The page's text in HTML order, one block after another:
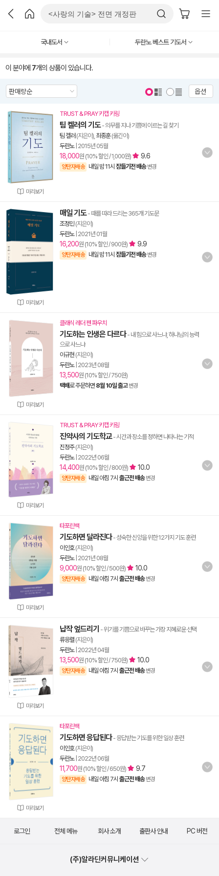
국내도서 두란노 베스트 기도서
이 분야에 7개의 상품이 있습니다.
옵션
미리보기
TRUST & PRAY 키캡 키링
팀 켈러의 기도- 의무를 지나 기쁨에 이르는 길 찾기
팀 켈러 (지은이), 최종훈(옮긴이)
두란노| 2015년 05월
18,000원 (10% 할인 / 1,000원) 9.6
양탄자배송 내일 밤 11시 잠들기전 배송 변경
미리보기
매일 기도- 때를 따라 드리는 365개 기도문
조정민(지은이)
두란노| 2021년 01월
16,200원 (10% 할인 / 900원) 9.9
양탄자배송 내일 밤 11시 잠들기전 배송 변경
미리보기
클래식 레더 펜 파우치
기도하는 인생은 다르다- 내 힘으로 사느냐, 하나님의 능력
으로 사느냐
이규현 (지은이)
두란노| 2023년 08월
13,500원 (10% 할인 / 750원)
택배로 주문하면 8월 10일 출고 변경
미리보기
TRUST & PRAY 키캡 키링
진약사의 기도학교- 시간과 장소를 정하면 나타나는 기적
진정주(지은이)
두란노| 2022년 06월
14,400원 (10% 할인 / 800원) 10.0
양탄자배송 내일 아침 7시 출근전 배송 변경
미리보기
타포린백
기도하면 달라진다- 성숙한 신앙을 위한 12가지 기도 훈련
이인호(지은이)
두란노| 2021년 08월
9,000원 (10% 할인 / 500원) 10.0
양탄자배송 내일 아침 7시 출근전 배송 변경
미리보기
납작 엎드리기 - 위기를 기쁨으로 바꾸는 가장 지혜로운 선택
류응렬 (지은이)
두란노| 2022년 04월
13,500원 (10% 할인 / 750원) 10.0
양탄자배송 내일 아침 7시 출근전 배송 변경
미리보기
타포린백
기도하면 응답된다- 응답받는 기도를 위한 일상 훈련
이인호(지은이)
두란노| 2022년 06월
11,700원 (10% 할인 / 650원) 9.7
양탄자배송 내일 아침 7시 출근전 배송 변경
로그인 전체 메뉴 회사 소개 출판사 안내 PC 버전
(주)알라딘커뮤니케이션